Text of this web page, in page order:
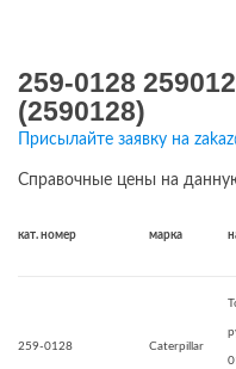
259-0128
(2590128)
Присылайте заявку на
Справочные цены на
кат. номер марка
259-0128 Caterpillar